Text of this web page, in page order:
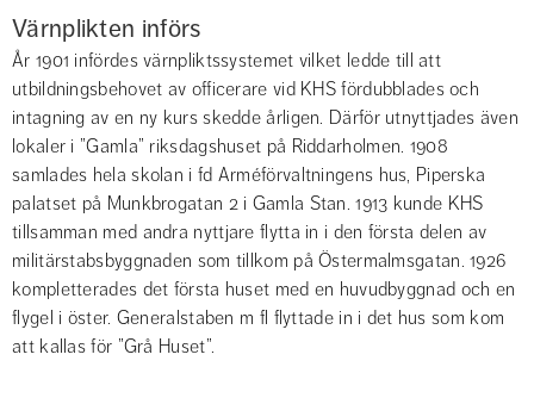
Värnplikten införs
År 1901 infördes värnpliktssystemet vilket ledde till att
utbildningsbehovet av officerare vid KHS fördubblades och
intagning av en ny kurs skedde årligen. Därför utnyttjades även
lokaler i ”Gamla” riksdagshuset på Riddarholmen. 1908
samlades hela skolan i fd Arméförvaltningens hus, Piperska
palatset på Munkbrogatan 2 i Gamla Stan. 1913 kunde KHS
tillsamman med andra nyttjare flytta in i den första delen av
militärstabsbyggnaden som tillkom på Östermalmsgatan. 1926
kompletterades det första huset med en huvudbyggnad och en
flygel i öster. Generalstaben m fl flyttade in i det hus som kom
att kallas för ”Grå Huset”.